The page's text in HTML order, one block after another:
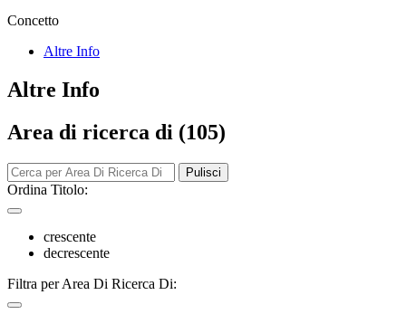
Concetto
Altre Info
Altre Info
Area di ricerca di (105)
Pulisci
Ordina Titolo:
crescente
decrescente
Filtra per Area Di Ricerca Di: